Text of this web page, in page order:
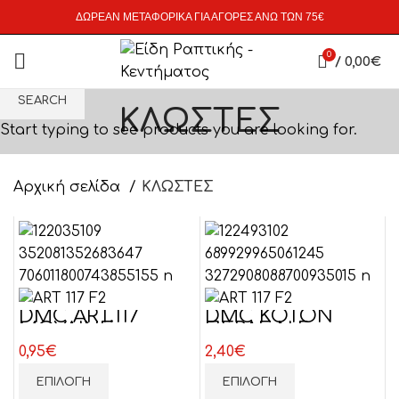
ΔΩΡΕΑΝ ΜΕΤΑΦΟΡΙΚΑ ΓΙΑ ΑΓΟΡΕΣ ΑΝΩ ΤΩΝ 75€
0 / 0,00€
ΚΛΩΣΤΕΣ
Αρχική σελίδα ΚΛΩΣΤΕΣ
DMC ART.117
ΜΟΥΛΙΝΕ
0,95€
ΕΠΙΛΟΓΉ
DMC ΚΟΤΟΝ
ΠΕΡΛΕ Ν.5
2,40€
ΕΠΙΛΟΓΉ
SEARCH
Start typing to see products you are looking for.